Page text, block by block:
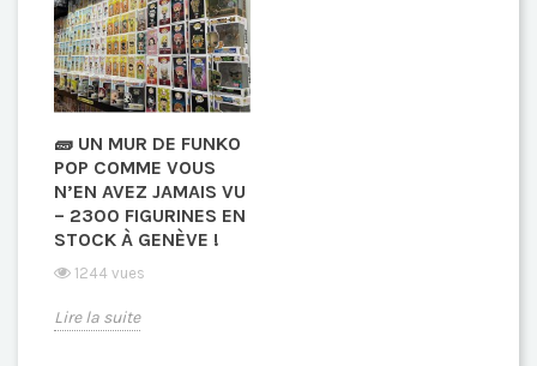
🧱 UN MUR DE FUNKO
POP COMME VOUS
N’EN AVEZ JAMAIS VU
– 2300 FIGURINES EN
STOCK À GENÈVE !
1244 vues
Lire la suite